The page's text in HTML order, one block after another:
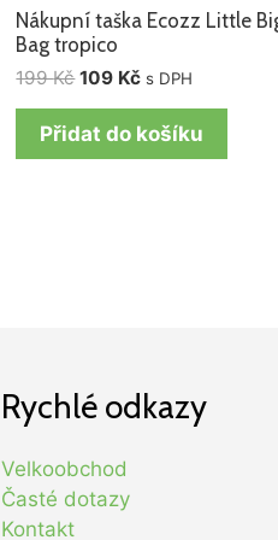
Nákupní taška Ecozz Little
Bag tropico
199Kč 109 Kč s DPH
Přidat do košíku
Rychlé odkazy
Velkoobchod
Časté dotazy
Kontakt